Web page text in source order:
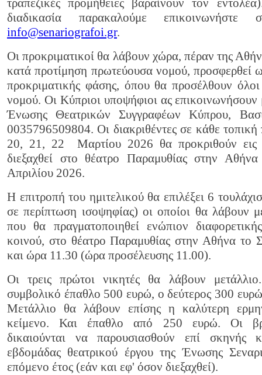
τραπεζικές προμήθειες βαραίνουν τον
διαδικασία παρακαλούμε
info@senariografoi.gr.
Οι προκριματικοί θα λάβουν χώρα, πέραν της
κατά προτίμηση πρωτεύουσα νομού, προσφερθεί
προκριματικής φάσης, όπου θα προσέλθουν όλοι
νομού. Οι Κύπριοι υποψήφιοι ας επικοινωνήσουν
Ένωσης Θεατρικών Συγγραφέων Κύπρου,
0035796509804. Οι διακριθέντες σε κάθε
20, 21, 22 Μαρτίου 2026 θα προκριθούν εις
διεξαχθεί στο θέατρο Παραμυθίας στην
Απριλίου 2026.
Η επιτροπή του ημιτελικού θα επιλέξει 6
σε περίπτωση ισοψηφίας) οι οποίοι θα λάβουν
που θα πραγματοποιηθεί ενώπιον
κοινού, στο θέατρο Παραμυθίας στην Αθήνα
και ώρα 11.30 (ώρα προσέλευσης 11.00).
Οι τρεις πρώτοι νικητές θα λάβουν
συμβολικό έπαθλο 500 ευρώ, ο δεύτερος 300
Μετάλλιο θα λάβουν επίσης η καλύτερη
κείμενο. Και έπαθλο από 250 ευρώ. Οι
δικαιούνται να παρουσιασθούν επί σκηνής
εβδομάδας θεατρικού έργου της Ένωσης
επόμενο έτος (εάν και εφ' όσον διεξαχθεί).